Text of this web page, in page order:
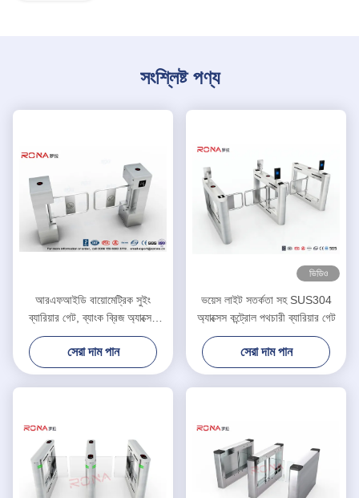
সংশ্লিষ্ট পণ্য
আরএফআইডি বায়োমেট্রিক সুইং
ব্যারিয়ার গেট, ব্যাংক ব্রিজ অ্যাক্সেস
কন্ট্রোল টার্নস্টাইল
সেরা দাম পান
ভিডিও
ভয়েস লাইট সতর্কতা সহ SUS304
অ্যাক্সেস কন্ট্রোল পথচারী ব্যারিয়ার গেট
সেরা দাম পান